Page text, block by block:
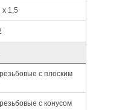
1,5
с плоским
с конусом